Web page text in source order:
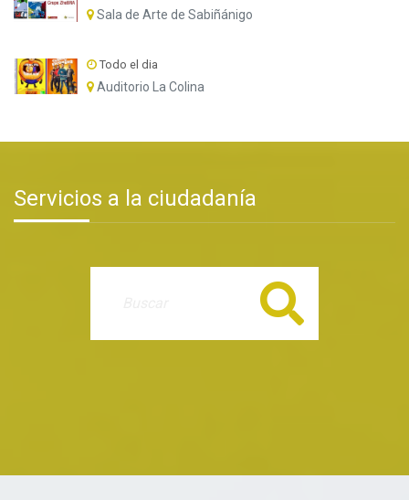
Sala de Arte de Sabiñánigo
Todo el dia
Auditorio La Colina
Servicios a la ciudadanía
Buscar